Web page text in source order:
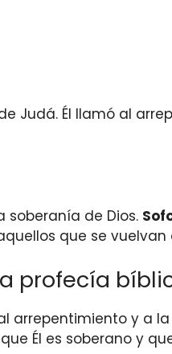
Judá. Él llamó al
soberanía de Dios.
que se vuelvan
profecía
arrepentimiento y a
Él es soberano y